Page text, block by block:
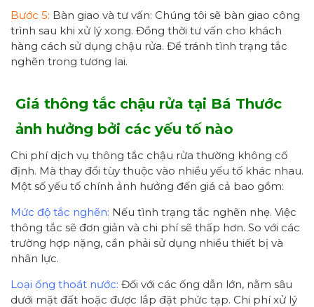
Bước 5: Bàn giao và tư vấn: Chúng tôi sẽ bàn giao công
trình sau khi xử lý xong. Đồng thời tư vấn cho khách
hàng cách sử dụng chậu rửa. Để tránh tình trạng tắc
nghẽn trong tương lai.
Giá thông tắc chậu rửa tại Bá Thước
ảnh hưởng bởi các yếu tố nào
Chi phí dịch vụ thông tắc chậu rửa thường không cố
định. Mà thay đổi tùy thuộc vào nhiều yếu tố khác nhau.
Một số yếu tố chính ảnh hưởng đến giá cả bao gồm:
Mức độ tắc nghẽn: Nếu tình trạng tắc nghẽn nhẹ. Việc
thông tắc sẽ đơn giản và chi phí sẽ thấp hơn. So với các
trường hợp nặng, cần phải sử dụng nhiều thiết bị và
nhân lực.
Loại ống thoát nước: Đối với các ống dẫn lớn, nằm sâu
dưới mặt đất hoặc được lắp đặt phức tạp. Chi phí xử lý